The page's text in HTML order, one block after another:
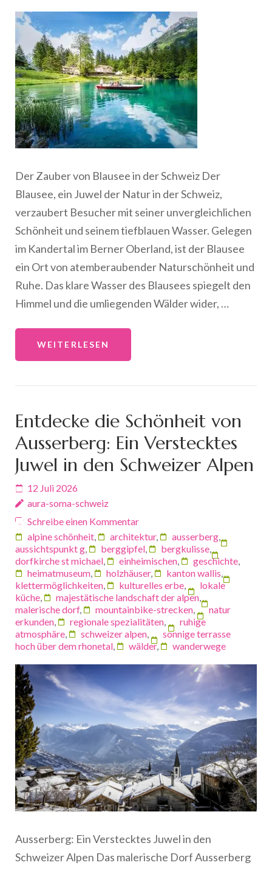
Der Zauber von Blausee in der Schweiz Der
Blausee, ein Juwel der Natur in der Schweiz,
verzaubert Besucher mit seiner unvergleichlichen
Schönheit und seinem tiefblauen Wasser. Gelegen
im Kandertal im Berner Oberland, ist der Blausee
ein Ort von atemberaubender Naturschönheit und
Ruhe. Das klare Wasser des Blausees spiegelt den
Himmel und die umliegenden Wälder wider, …
WEITERLESEN
Entdecke die Schönheit von
Ausserberg: Ein Verstecktes
Juwel in den Schweizer Alpen
12 Juli 2026
aura-soma-schweiz
Schreibe einen Kommentar
alpine schönheit, architektur, ausserberg,
aussichtspunkt g, berggipfel, bergkulisse,
dorfkirche st michael, einheimischen, geschichte,
heimatmuseum, holzhäuser, kanton wallis,
klettermöglichkeiten, kulturelles erbe,
lokale
küche, majestätische landschaft der alpen,
malerische dorf, mountainbike-strecken,
natur
erkunden, regionale spezialitäten,
ruhige
atmosphäre, schweizer alpen,
sonnige terrasse
hoch über dem rhonetal, wälder, wanderwege
Ausserberg: Ein Verstecktes Juwel in den
Schweizer Alpen Das malerische Dorf Ausserberg